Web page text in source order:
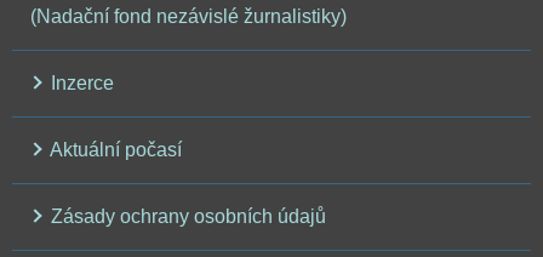
(Nadační fond nezávislé žurnalistiky)
Inzerce
Aktuální počasí
Zásady ochrany osobních údajů